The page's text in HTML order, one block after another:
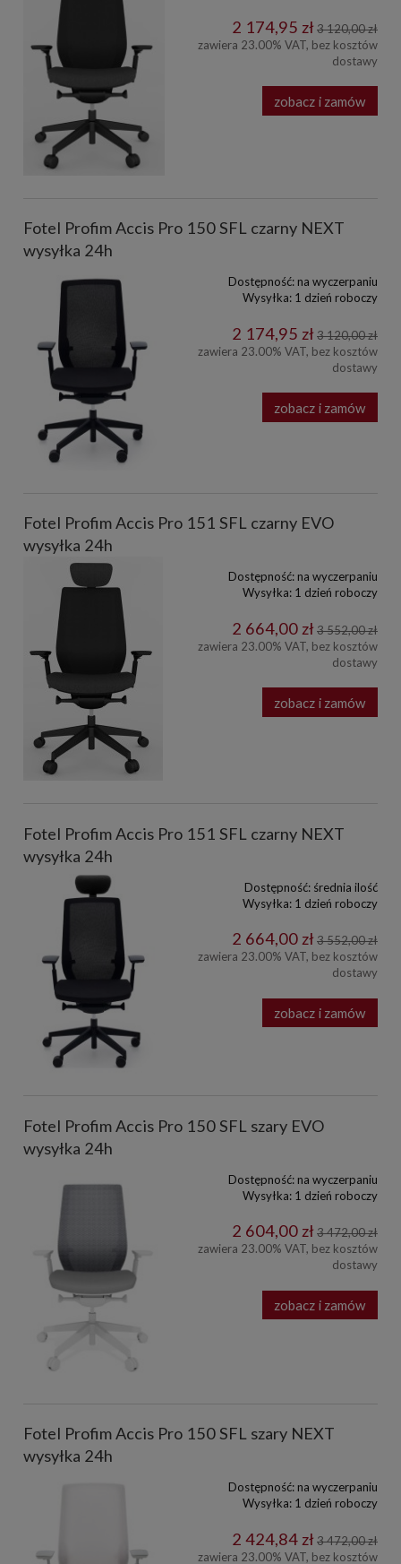
2 174,95 zł 3 120,00 zł
zawiera 23.00% VAT, bez kosztów
dostawy
zobacz i zamów
Fotel Profim Accis Pro 150 SFL czarny NEXT
wysyłka 24h
Dostępność: na wyczerpaniu
Wysyłka: 1 dzień roboczy
2 174,95 zł 3 120,00 zł
zawiera 23.00% VAT, bez kosztów
dostawy
zobacz i zamów
Fotel Profim Accis Pro 151 SFL czarny EVO
wysyłka 24h
Dostępność: na wyczerpaniu
Wysyłka: 1 dzień roboczy
2 664,00 zł 3 552,00 zł
zawiera 23.00% VAT, bez kosztów
dostawy
zobacz i zamów
Fotel Profim Accis Pro 151 SFL czarny NEXT
wysyłka 24h
Dostępność: średnia ilość
Wysyłka: 1 dzień roboczy
2 664,00 zł 3 552,00 zł
zawiera 23.00% VAT, bez kosztów
dostawy
zobacz i zamów
Fotel Profim Accis Pro 150 SFL szary EVO
wysyłka 24h
Dostępność: na wyczerpaniu
Wysyłka: 1 dzień roboczy
2 604,00 zł 3 472,00 zł
zawiera 23.00% VAT, bez kosztów
dostawy
zobacz i zamów
Fotel Profim Accis Pro 150 SFL szary NEXT
wysyłka 24h
Dostępność: na wyczerpaniu
Wysyłka: 1 dzień roboczy
2 424,84 zł 3 472,00 zł
zawiera 23.00% VAT, bez kosztów